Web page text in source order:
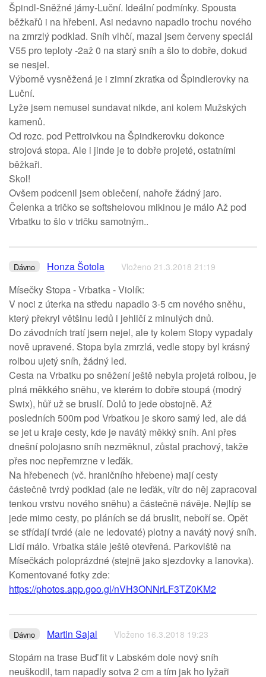
Špindl-Sněžné jámy-Luční. Ideální podmínky. Spousta
běžkařů i na hřebeni. Asi nedavno napadlo trochu nového
na zmrzlý podklad. Sníh vlhčí, mazal jsem červeny speciál
V55 pro teploty -2až 0 na starý sníh a šlo to dobře, dokud
se nesjel.
Výborně vysněžená je i zimní zkratka od Špindlerovky na
Luční.
Lyže jsem nemusel sundavat nikde, ani kolem Mužských
kamenů.
Od rozc. pod Pettroivkou na Špindkerovku dokonce
strojová stopa. Ale i jinde je to dobře projeté, ostatními
běžkaři.
Skol!
Ovšem podcenil jsem oblečení, nahoře žádný jaro.
Čelenka a tričko se softshelovou mikinou je málo Až pod
Vrbatku to šlo v tričku samotným..
Dávno Honza Šotola Vloženo 21.3.2018 21:19
Mísečky Stopa - Vrbatka - Violík:
V noci z úterka na středu napadlo 3-5 cm nového sněhu,
který překryl většinu ledů i jehličí z minulých dnů.
Do závodních tratí jsem nejel, ale ty kolem Stopy vypadaly
nově upravené. Stopa byla zmrzlá, vedle stopy byl krásný
rolbou ujetý sníh, žádný led.
Cesta na Vrbatku po sněžení ještě nebyla projetá rolbou, je
plná měkkého sněhu, ve kterém to dobře stoupá (modrý
Swix), hůř už se bruslí. Dolů to jede obstojně. Až
posledních 500m pod Vrbatkou je skoro samý led, ale dá
se jet u kraje cesty, kde je navátý měkký sníh. Ani přes
dnešní polojasno sníh nezměknul, zůstal prachový, takže
přes noc nepřemrzne v leďák.
Na hřebenech (vč. hraničního hřebene) mají cesty
částečně tvrdý podklad (ale ne leďák, vítr do něj zapracoval
tenkou vrstvu nového sněhu) a částečně návěje. Nejlíp se
jede mimo cesty, po pláních se dá bruslit, neboří se. Opět
se střídají tvrdé (ale ne ledovaté) plotny a navátý nový sníh.
Lidí málo. Vrbatka stále ještě otevřená. Parkoviště na
Mísečkách poloprázdné (stejně jako sjezdovky a lanovka).
Komentované fotky zde:
https://photos.app.goo.gl/nVH3ONNrLF3TZ0KM2
Dávno Martin Sajal Vloženo 16.3.2018 19:23
Stopám na trase Buď fit v Labském dole nový sníh
neuškodil, tam napadly sotva 2 cm a tím jak ho lyžaři